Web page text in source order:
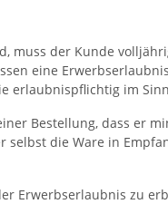
muss der Kunde
eine
erlaubnispflichtig im
Bestellung, dass er
die Ware in
Erwerbserlaubnis zu